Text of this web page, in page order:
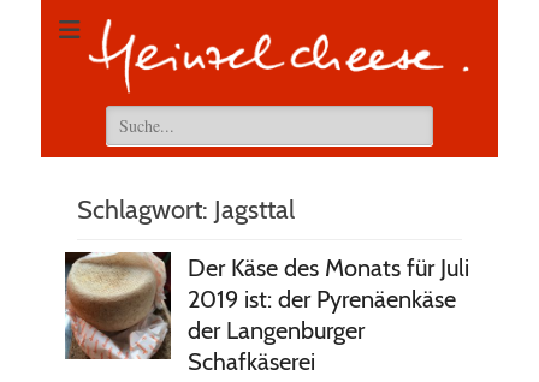
Suchen
nach:
Schlagwort: Jagsttal
Der Käse des Monats für Juli
2019 ist: der Pyrenäenkäse
der Langenburger
Schafkäserei